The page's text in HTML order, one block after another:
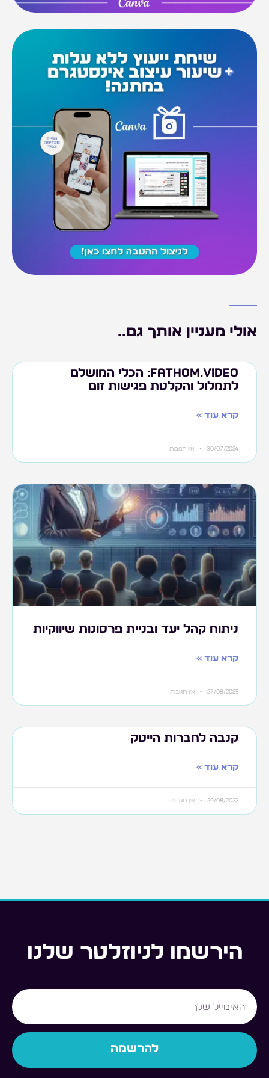
אולי מעניין אותך גם..
Fathom.video: הכלי המושלם
לתמלול והקלטת פגישות זום
קרא עוד »
30/07/2024 אין תגובות
ניתוח קהל יעד ובניית פרסונות שיווקיות
קרא עוד »
27/08/2025 אין תגובות
קנבה לחברות הייטק
קרא עוד »
29/08/2022 אין תגובות
הירשמו לניוזלטר שלנו
Email
להרשמה